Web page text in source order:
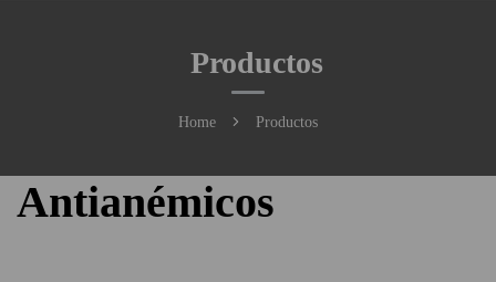
Productos
Home Productos
Antianémicos